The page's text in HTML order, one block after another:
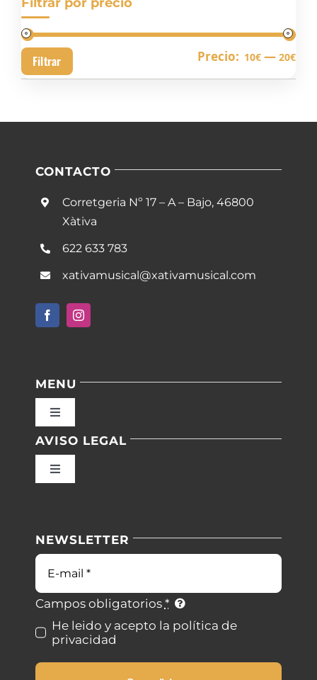
Filtrar Precio: 10€ — 20€
CONTACTO
Corretgeria Nº 17 – A – Bajo, 46800
Xàtiva
622 633 783
xativamusical@xativamusical.com
MENU
Toggle
Inicio
Blog
Contacto
AVISO LEGAL
Toggle
Condiciones de uso
Ley de cookies
Desistimiento
NEWSLETTER
Correo
electrónico
Campos obligatorios *
He leido y acepto la política de
privacidad